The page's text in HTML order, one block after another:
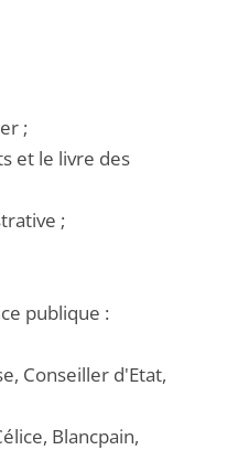
;
et le livre des
;
publique :
Conseiller d'Etat,
Blancpain,